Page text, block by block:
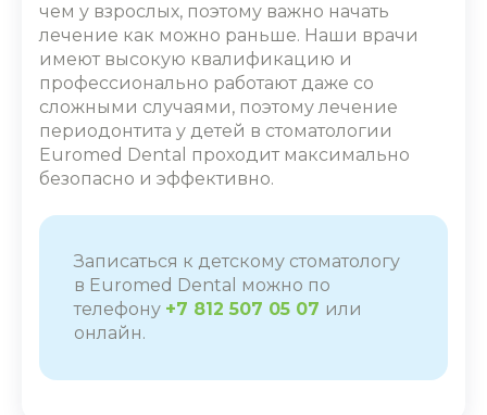
чем у взрослых, поэтому важно начать
лечение как можно раньше. Наши врачи
имеют высокую квалификацию и
профессионально работают даже со
сложными случаями, поэтомулечение
периодонтита у детей в стоматологии
Euromed Dental проходит максимально
безопасно и эффективно.
Записаться к детскому стоматологу
в Euromed Dental можно по
телефону +7 812 507 05 07 или
онлайн.